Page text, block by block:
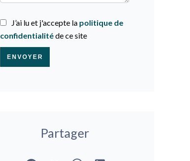
J’ai lu et j'accepte la politique de
confidentialitéde ce site
ENVOYER
Partager